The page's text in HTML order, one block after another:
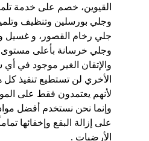
القيوين، خصم على خدمة
وجلي بورسلين وتنظيف
جلي رخام القصور، و غسيل
وجلي خرسانة بأعلى مستوى
والإتقان الغير موجود في
الأخري لن تستطيع تنفيذ كل
لأنهم يعتمدون فقط على
وإنما نحن نستخدم أفضل
على إزالة البقع وإخفائها
الأرضيات .